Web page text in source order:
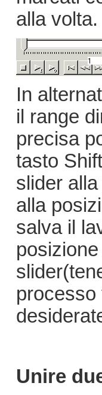
alla volta.
In
il range
precisa
tasto
slider
alla
salva il
processo
Unire